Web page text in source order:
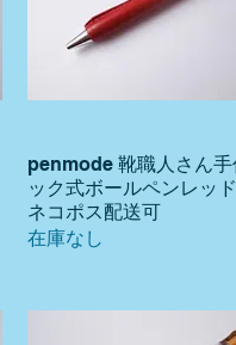
クイックビュー
penmode 靴職人さん手
ック式ボールペンレ
ネコポス配送可
在庫なし